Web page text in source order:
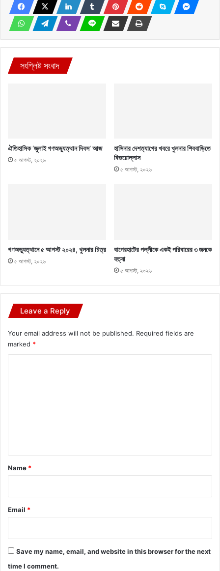
সংশ্লিষ্ট সংবাদ
ঐতিহাসিক ‘জুলাই গণঅভ্যুত্থান দিবস’ আজ
৫ আগস্ট, ২০২৬
হাসিনার দেশত্যাগের খবরে খুলনার শিববাড়িতে
বিজয়োল্লাস
৫ আগস্ট, ২০২৬
গণঅভ্যুত্থানে ৫ আগস্ট ২০২৪, খুলনার চিত্র
৫ আগস্ট, ২০২৬
বাগেরহাটের পল্লীকে একই পরিবারের ৩ জনকে
হত্যা
৫ আগস্ট, ২০২৬
Leave a Reply
Your email address will not be published. Required fields are
marked *
*
Name *
Email *
Save my name, email, and website in this browser for the next
time I comment.